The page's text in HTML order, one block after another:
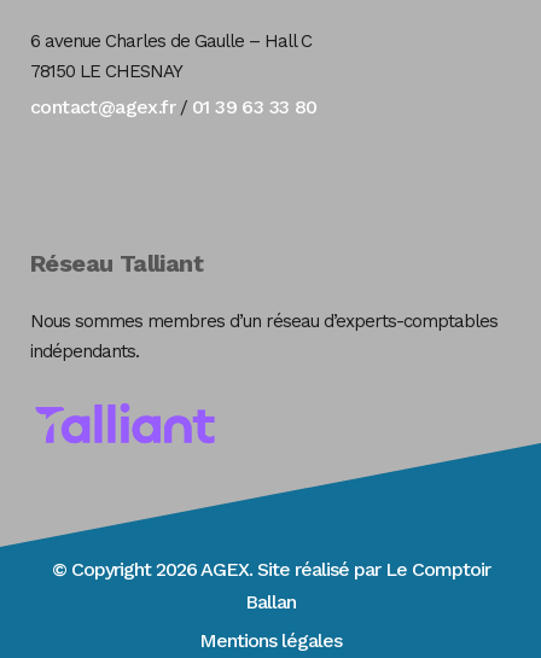
6 avenue Charles de Gaulle – Hall C
78150 LE CHESNAY
contact@agex.fr/ 01 39 63 33 80
Réseau Talliant
Nous sommes membres d’un réseau d’experts-comptables
indépendants.
© Copyright 2026 AGEX. Site réalisé par Le Comptoir
Ballan
Mentions légales